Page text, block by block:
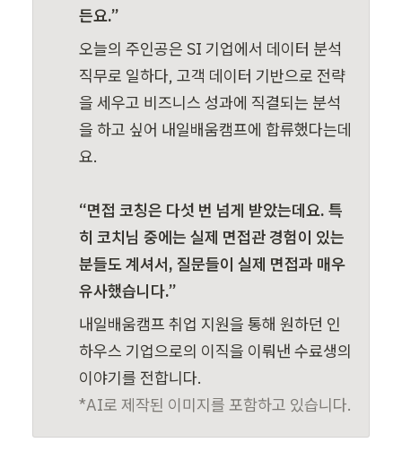
든요.”
오늘의 주인공은 SI 기업에서 데이터 분석
직무로 일하다, 고객 데이터 기반으로 전략
을 세우고 비즈니스 성과에 직결되는 분석
을 하고 싶어 내일배움캠프에 합류했다는데
요.
“면접 코칭은 다섯 번 넘게 받았는데요. 특
히 코치님 중에는 실제 면접관 경험이 있는
분들도 계셔서, 질문들이 실제 면접과 매우
유사했습니다.”
내일배움캠프 취업 지원을 통해 원하던 인
하우스 기업으로의 이직을 이뤄낸 수료생의
*AI로 제작된 이미지를 포함하고 있습니다.